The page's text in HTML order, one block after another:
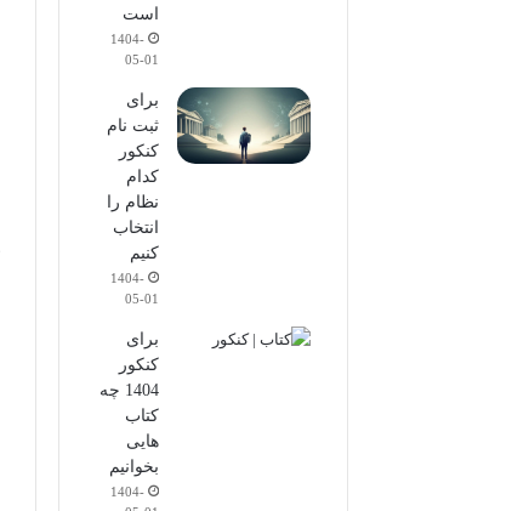
است
1404-
05-01
برای
ثبت نام
کنکور
کدام
نظام را
انتخاب
کنیم
1404-
05-01
برای
کنکور
1404 چه
کتاب
هایی
بخوانیم
1404-